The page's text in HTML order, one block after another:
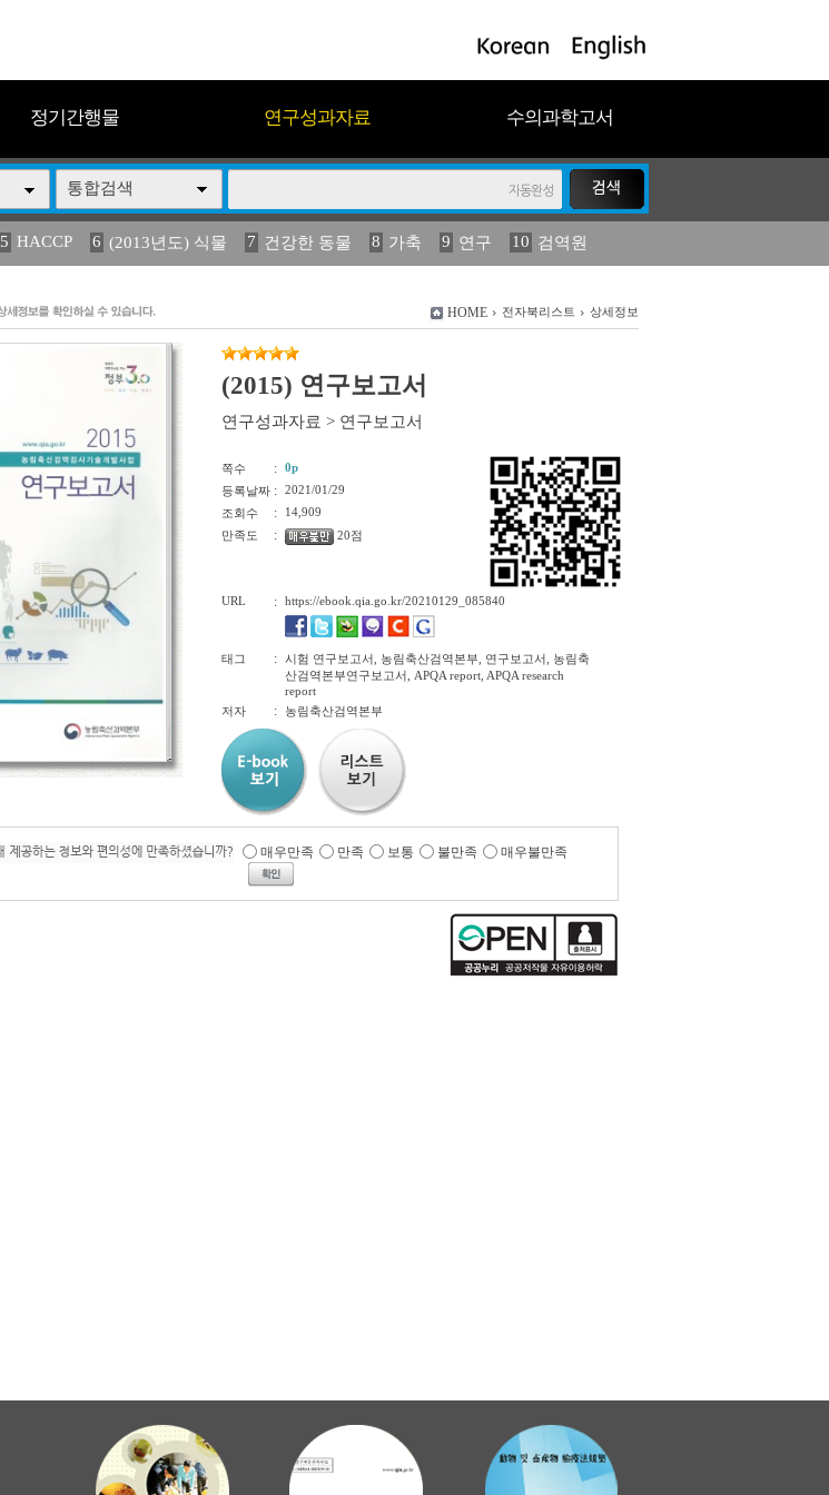
정기간행물 연구성과자료 수의과학고서
통합검색
5 HACCP 6 (2013년도) 식물 7 건강한 동물 8 가축 9 연구 10 검역원
(2013년도) 식 15 구제역 16 관리 17 연보 18 농림수산 19 2023
HOME 전자북리스트 상세정보
(2015) 연구보고서
연구성과자료 > 연구보고서
쪽수 :
0p
등록날짜 :
2021/01/29
조회수
:
14,909
만족도
: 20점
URL : https://ebook.qia.go.kr/20210129_085840
태그 :
시험 연구보고서, 농림축산검역본부, 연구보고서, 농림축
산검역본부연구보고서, APQA report, APQA research
report
저자
: 농림축산검역본부
매우만족 만족 보통 불만족 매우불만족